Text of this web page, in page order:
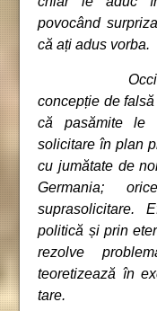
povocând
că ați adus vorba.
Occidentalii
concepție de falsă
că pasămite le
solicitare în plan
cu jumătate de
Germania;
suprasolicitare.
politică și prin
rezolve
teoretizează în
tare.